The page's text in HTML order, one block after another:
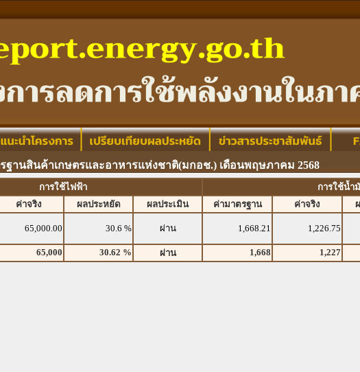
ฐานสินค้าเกษตรและอาหารแห่งชาติ(มกอช.) เดือนพฤษภาคม 2568
การใช้ไฟฟ้า
การใช้น้ำ
ค่าจริง ผลประหยัด ผลประเมิน ค่ามาตรฐาน ค่าจริง
65,000.00 30.6 % ผ่าน 1,668.21 1,226.75
65,000 30.62 % ผ่าน 1,668 1,227